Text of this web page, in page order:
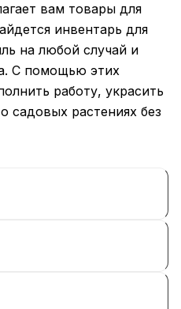
вам товары для
инвентарь для
на любой случай и
С помощью этих
работу, украсить
садовых растениях без